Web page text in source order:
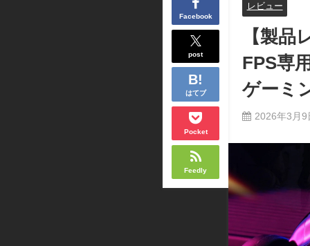
Facebook
post
はてブ
Pocket
Feedly
レビュー
【製品
FPS専
ゲーミ
2026年3月9